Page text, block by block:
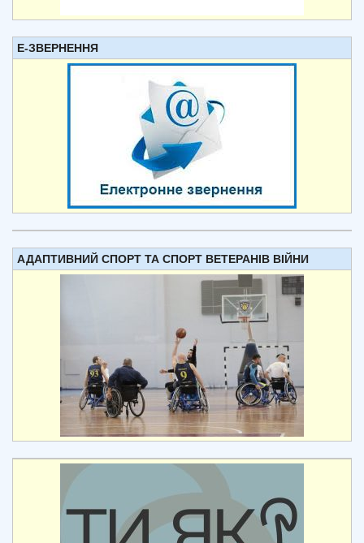
Е-ЗВЕРНЕННЯ
АДАПТИВНИЙ СПОРТ ТА СПОРТ ВЕТЕРАНІВ ВІЙНИ